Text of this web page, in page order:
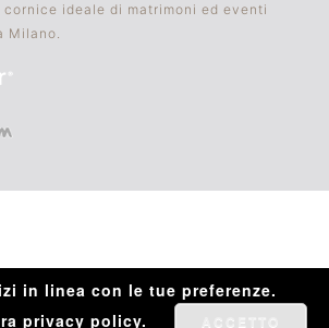
ideale di matrimoni ed eventi
Milano.
in linea con le tue preferenze.
privacy policy. ACCETTO